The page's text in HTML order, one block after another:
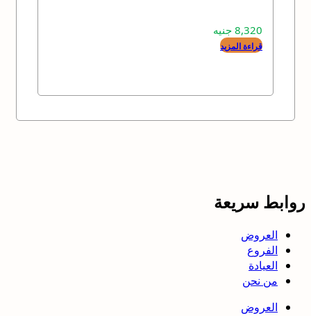
8,320 جنيه
قراءة المزيد
روابط سريعة
العروض
الفروع
العيادة
من نحن
العروض